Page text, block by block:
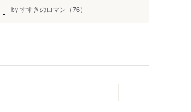
by すすきのロマン（76）